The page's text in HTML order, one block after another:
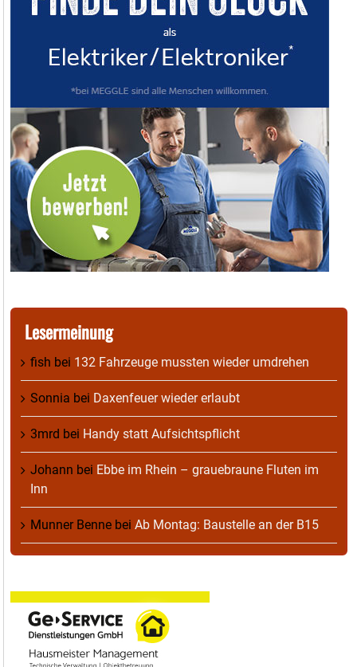
Lesermeinung
fish bei 132 Fahrzeuge mussten wieder umdrehen
Sonnia bei Daxenfeuer wieder erlaubt
3mrd bei Handy statt Aufsichtspflicht
Johann bei Ebbe im Rhein – grauebraune Fluten im
Inn
Munner Benne bei Ab Montag: Baustelle an der B15